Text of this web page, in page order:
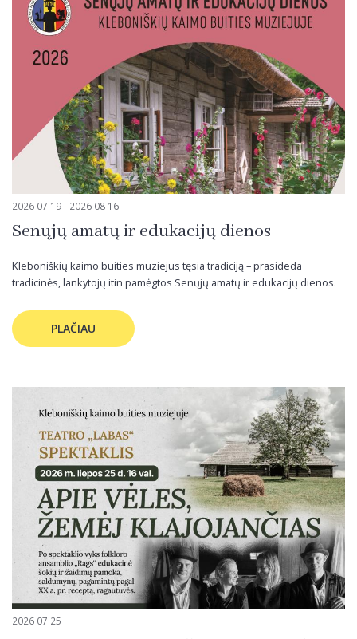
2026 07 19 - 2026 08 16
Senųjų amatų ir edukacijų dienos
Kleboniškių kaimo buities muziejus tęsia tradiciją – prasideda
tradicinės, lankytojų itin pamėgtos Senųjų amatų ir edukacijų dienos.
PLAČIAU
2026 07 25